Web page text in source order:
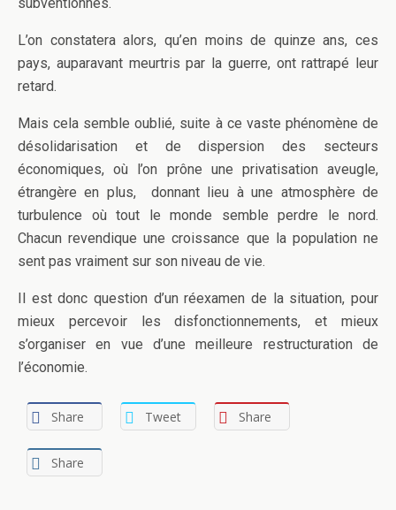
L’on constatera alors, qu’en moins de quinze ans, ces
pays, auparavant meurtris par la guerre, ont rattrapé leur
retard.
Mais cela semble oublié, suite à ce vaste phénomène de
désolidarisation et de dispersion des secteurs
économiques, où l’on prône une privatisation aveugle,
étrangère en plus, donnant lieu à une atmosphère de
turbulence où tout le monde semble perdre le nord.
Chacun revendique une croissance que la population ne
sent pas vraiment sur son niveau de vie.
Il est donc question d’un réexamen de la situation, pour
mieux percevoir les disfonctionnements, et mieux
s’organiser en vue d’une meilleure restructuration de
l’économie.
Share Tweet Share
Share